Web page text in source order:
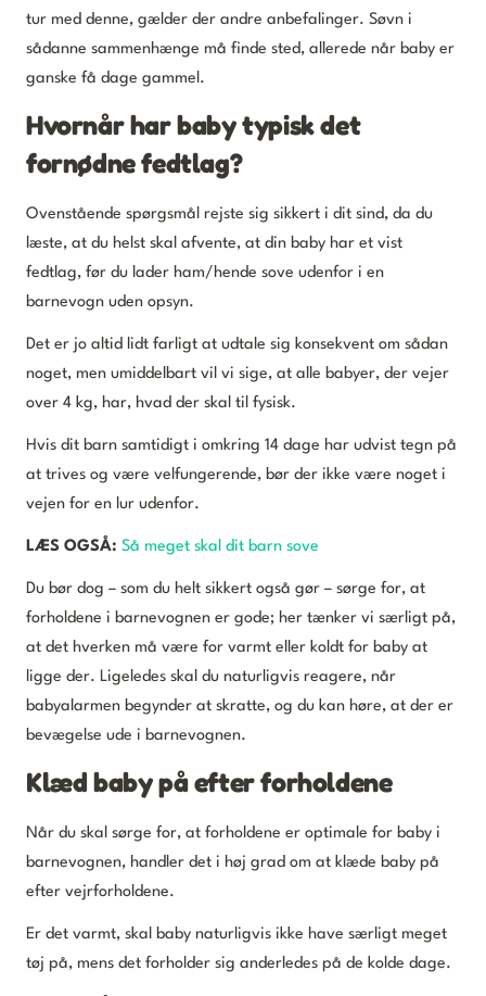
tur med denne, gælder der andre anbefalinger. Søvn i
sådanne sammenhænge må finde sted, allerede når baby er
ganske få dage gammel.
Hvornår har baby typisk det
fornødne fedtlag?
Ovenstående spørgsmål rejste sig sikkert i dit sind, da du
læste, at du helst skal afvente, at din baby har et vist
fedtlag, før du lader ham/hende sove udenfor i en
barnevogn uden opsyn.
Det er jo altid lidt farligt at udtale sig konsekvent om sådan
noget, men umiddelbart vil vi sige, at alle babyer, der vejer
over 4 kg, har, hvad der skal til fysisk.
Hvis dit barn samtidigt i omkring 14 dage har udvist tegn på
at trives og være velfungerende, bør der ikke være noget i
vejen for en lur udenfor.
LÆS OGSÅ: Så meget skal dit barn sove
Du bør dog – som du helt sikkert også gør – sørge for, at
forholdene i barnevognen er gode; her tænker vi særligt på,
at det hverken må være for varmt eller koldt for baby at
ligge der. Ligeledes skal du naturligvis reagere, når
babyalarmen begynder at skratte, og du kan høre, at der er
bevægelse ude i barnevognen.
Klæd baby på efter forholdene
Når du skal sørge for, at forholdene er optimale for baby i
barnevognen, handler det i høj grad om at klæde baby på
efter vejrforholdene.
Er det varmt, skal baby naturligvis ikke have særligt meget
tøj på, mens det forholder sig anderledes på de kolde dage.